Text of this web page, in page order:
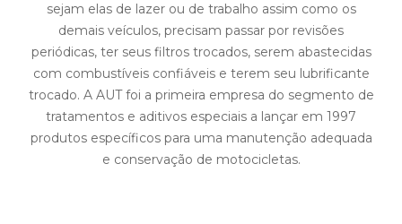
sejam elas de lazer ou de trabalho assim como os
demais veículos, precisam passar por revisões
periódicas, ter seus filtros trocados, serem abastecidas
com combustíveis confiáveis e terem seu lubrificante
trocado. A AUT foi a primeira empresa do segmento de
tratamentos e aditivos especiais a lançar em 1997
produtos específicos para uma manutenção adequada
e conservação de motocicletas.